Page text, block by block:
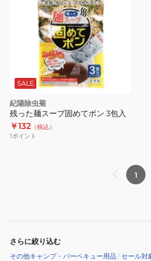
SALE
紀陽除虫菊
残った麺スープ固めてポン 3包入
￥132 （税込）
1ポイント
1
さらに絞り込む
その他キャンプ・バーベキュー用品/セール対